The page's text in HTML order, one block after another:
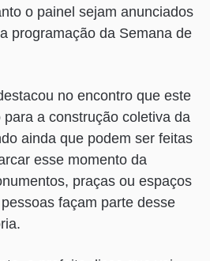
o painel sejam anunciados
programação da Semana de
no encontro que este
a construção coletiva da
ainda que podem ser feitas
esse momento da
praças ou espaços
façam parte desse